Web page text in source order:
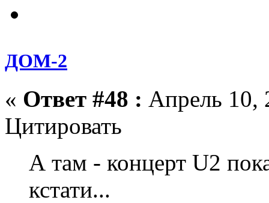
ДОМ-2
« Ответ #48 : Апрель 10,
Цитировать
А там - концерт U2
кстати...